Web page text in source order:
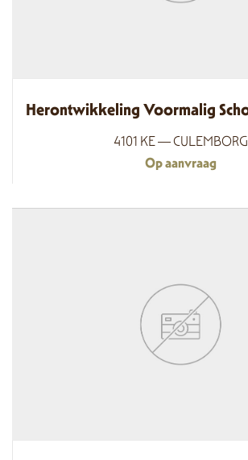
4101 KE — CULEMBORG
Op aanvraag